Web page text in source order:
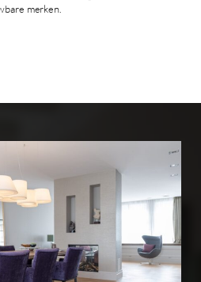
merken.